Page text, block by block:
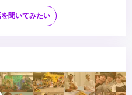
リアルタイムグラフィック開発
験
聞いてみたい